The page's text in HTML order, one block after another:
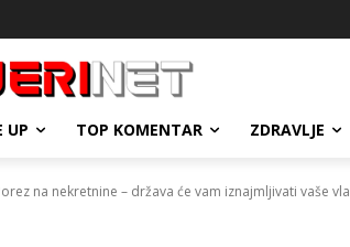
UP TOP KOMENTAR ZDRAVLJE
na nekretnine – država će vam iznajmljivati vaše